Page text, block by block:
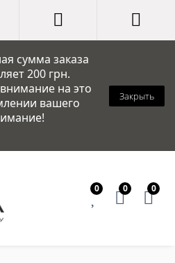
сумма заказа
200 грн.
на это
вашего
Закрыть
0 0 0